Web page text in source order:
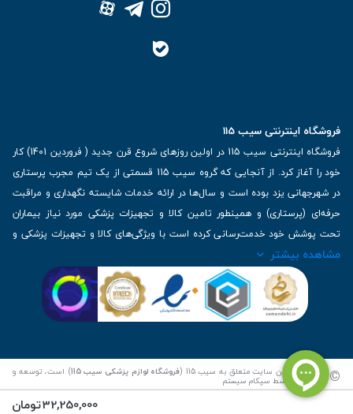
32,250,000تومان
فروشگاه اینترنتی سیب 115
فروشگاه اینترنتی سیب 115 در اولین روزهای شروع قرن جدید ( فروردین 1401) کار
خود را آغاز کرد. از آنجایی که گروه سیب 115 قسمتی از یک تیم مجرب پرستاری
در شهرجهانی یزد بوده است و سال‌ها در ارائه خدمات شایسته نگهداری و مراقبت
حرفه‌ای (پرستاری) و همینطور تامین کالا و تجهیزات پزشکی مورد نیاز بیماران
تحت پوشش خود خدمت‌رسانی کرده است با ویژگی‌های کالا و تجهیزات پزشکی و
برترین برندهای موجود در بازار اطلاعات بسیار ارزشمندی را دارا می‌باشد
| تلفن تماس : 36333383-035 | ایمیل: Info@Sib115.com
مشاهده بیشتر
© کلیه حقوق این سایت متعلق به سیب 115 ( فروشگاه لوازم پزشکی سیب 115 ) است، توسعه و
کدنویسی توسط سپکام سیستم